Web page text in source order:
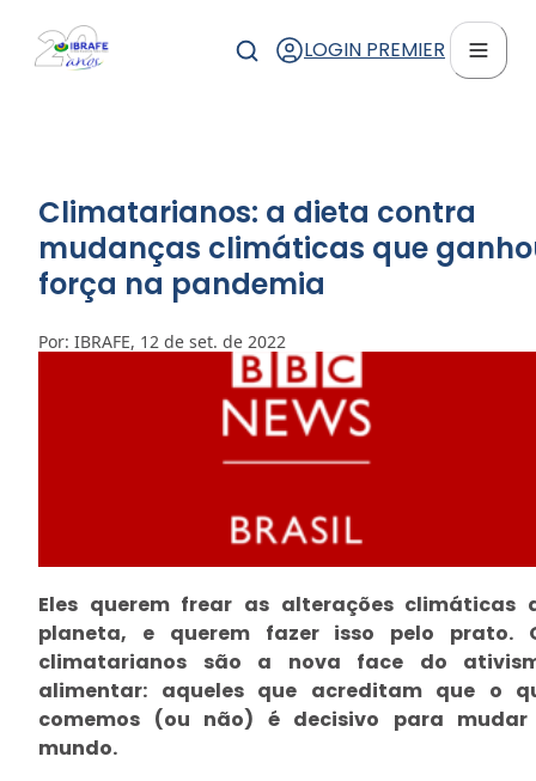
LOGIN PREMIER
Climatarianos: a dieta contra
mudanças climáticas que
força na pandemia
Por: IBRAFE, 12 de set. de 2022
Eles querem frear as alterações climáticas
planeta, e querem fazer isso pelo prato.
climatarianos são a nova face do
alimentar: aqueles que acreditam que o
comemos (ou não) é decisivo para
mundo.